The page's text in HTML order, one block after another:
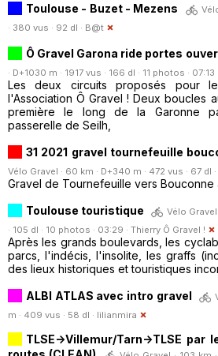
Toulouse - Buzet - Mezens
· 380 vus · 92 dl · B@t
Ô Gravel Garona ride portes
· D+1030 m · 1917 vus · 166 dl · 11 photos · 07:13 ·
Les deux circuits proposés pour
l'Association Ô Gravel ! Deux boucles
première le long de la Garonne
passerelle de Seilh,
31 2021 gravel tournefeuille
Vélo Gravel · 60 km · D+340 m · 472 vus · 67 dl ·
Gravel de Tournefeuille vers Bouconne
Toulouse touristique
Vélo
· 105 dl · 10 photos · 03:29 · Thierry Ô Gravel !
Après les grands boulevards, les
parcs, l'indécis, l'insolite, les graffs
des lieux historiques et touristiques
ALBI ATLAS avec intro gravel
m · 409 vus · 58 dl · lilianmira
TLSE->Villemur/Tarn->TLSE